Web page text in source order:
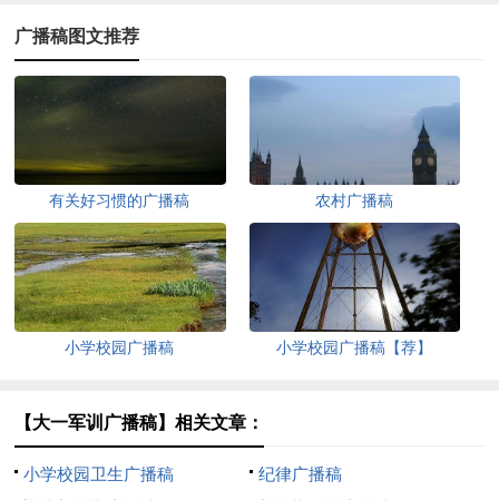
广播稿图文推荐
有关好习惯的广播稿 农村广播稿
小学校园广播稿 小学校园广播稿【荐】
【大一军训广播稿】相关文章：
小学校园卫生广播稿
纪律广播稿